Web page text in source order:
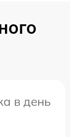
в день